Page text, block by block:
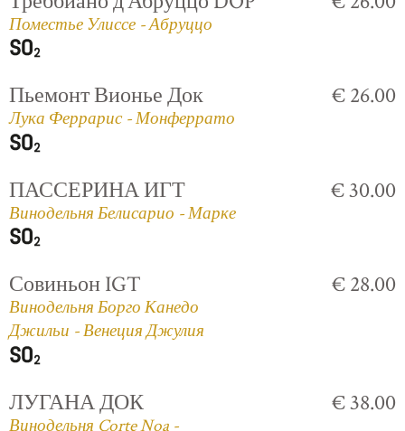
Поместье Улиссе - Абруццо
Пьемонт Вионье Док
Лука Феррарис - Монферрато
€ 26.00
ПАССЕРИНА ИГТ
Винодельня Белисарио - Марке
€ 30.00
Совиньон IGT
Винодельня Борго Канедо
Джильи - Венеция Джулия
€ 28.00
ЛУГАНА ДОК
Винодельня Corte Noa -
€ 38.00